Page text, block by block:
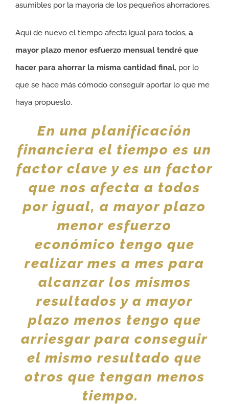
asumibles por la mayoría de los pequeños ahorradores.
Aquí de nuevo el tiempo afecta igual para todos, a
mayor plazo menor esfuerzo mensual tendré que
hacer para ahorrar la misma cantidad final, por lo
que se hace más cómodo conseguir aportar lo que me
haya propuesto.
En una planificación
financiera el tiempo es un
factor clave y es un factor
que nos afecta a todos
por igual, a mayor plazo
menor esfuerzo
económico tengo que
realizar mes a mes para
alcanzar los mismos
resultados y a mayor
plazo menos tengo que
arriesgar para conseguir
el mismo resultado que
otros que tengan menos
tiempo.